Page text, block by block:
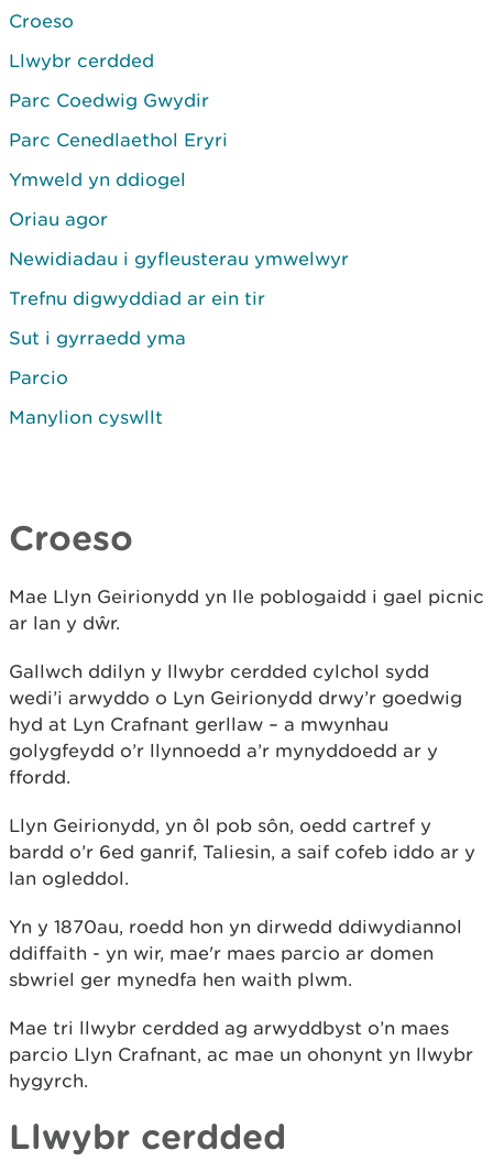
Croeso
Llwybr cerdded
Parc Coedwig Gwydir
Parc Cenedlaethol Eryri
Ymweld yn ddiogel
Oriau agor
Newidiadau i gyfleusterau ymwelwyr
Trefnu digwyddiad ar ein tir
Sut i gyrraedd yma
Parcio
Manylion cyswllt
Croeso
Mae Llyn Geirionydd yn lle poblogaidd i gael picnic
ar lan y dŵr.
Gallwch ddilyn y llwybr cerdded cylchol sydd
wedi’i arwyddo o Lyn Geirionydd drwy’r goedwig
hyd at Lyn Crafnant gerllaw – a mwynhau
golygfeydd o’r llynnoedd a’r mynyddoedd ar y
ffordd.
Llyn Geirionydd, yn ôl pob sôn, oedd cartref y
bardd o’r 6ed ganrif, Taliesin, a saif cofeb iddo ar y
lan ogleddol.
Yn y 1870au, roedd hon yn dirwedd ddiwydiannol
ddiffaith - yn wir, mae'r maes parcio ar domen
sbwriel ger mynedfa hen waith plwm.
Mae tri llwybr cerdded ag arwyddbyst o’n maes
parcio Llyn Crafnant, ac mae un ohonynt yn llwybr
hygyrch.
Llwybr cerdded